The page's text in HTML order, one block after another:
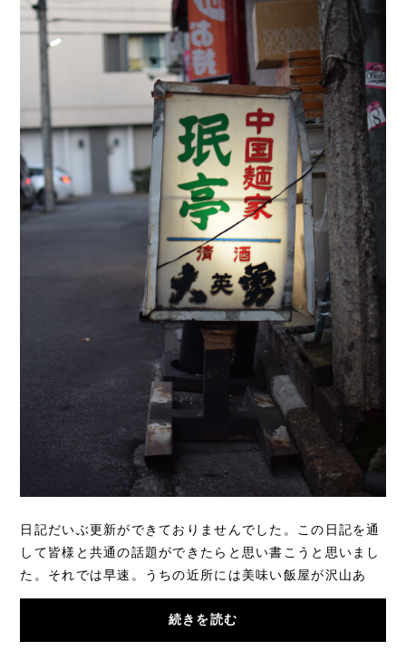
日記だいぶ更新ができておりませんでした。この日記を通
して皆様と共通の話題ができたらと思い書こうと思いまし
た。それでは早速。うちの近所には美味い飯屋が沢山あ
る。その中でも、最寄りで宇都宮の民に愛され...
続きを読む